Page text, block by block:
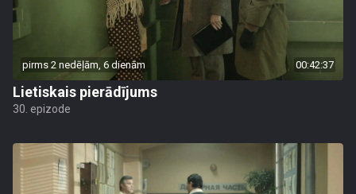
pirms 2 nedēļām, 6 dienām 00:42:37
Lietiskais pierādījums
30. epizode